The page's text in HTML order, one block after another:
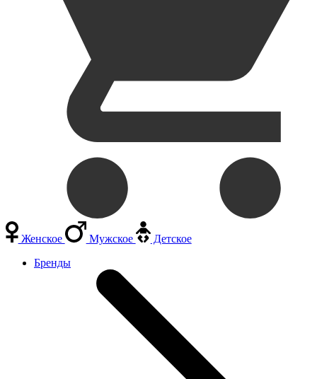
Женское Мужское
Детское
Бренды